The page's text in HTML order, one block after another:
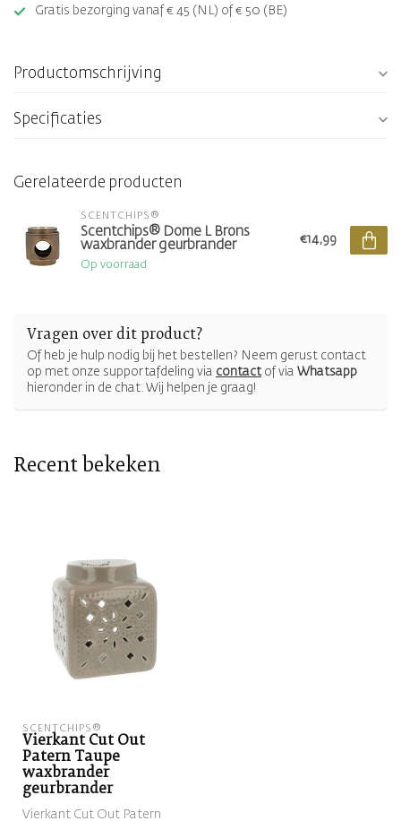
Gratis bezorging vanaf € 45 (NL) of € 50 (BE)
Productomschrijving
Specificaties
Gerelateerde producten
SCENTCHIPS®
Scentchips® Dome L Brons
waxbrander geurbrander
Op voorraad
€14,99
Vragen over dit product?
Of heb je hulp nodig bij het bestellen? Neem gerust contact
op met onze supportafdeling via contactof via Whatsapp
hieronder in de chat. Wij helpen je graag!
Recent bekeken
SCENTCHIPS®
Vierkant Cut Out
Patern Taupe
waxbrander
geurbrander
Vierkant Cut Out Patern